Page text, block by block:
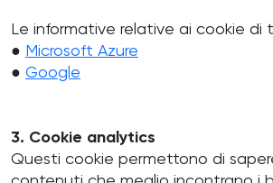
Le informative relative ai cookie di
● Microsoft Azure
● Google
3. Cookie analytics
Questi cookie permettono di